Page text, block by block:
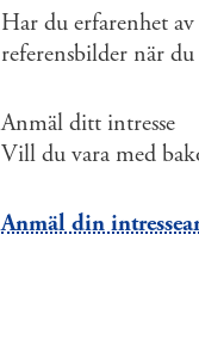
Har du erfarenhet
referensbilder när
Anmäl ditt intresse
Vill du vara med
Anmäl din